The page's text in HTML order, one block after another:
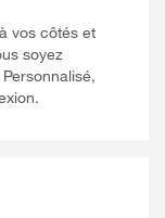
vos côtés et
soyez